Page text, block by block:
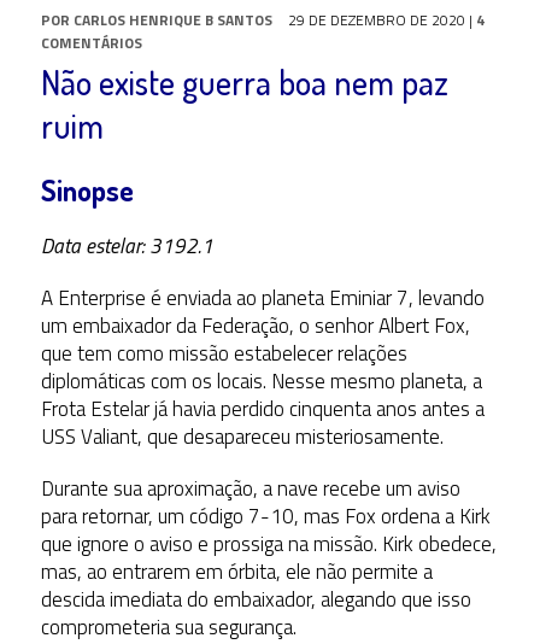
POR CARLOS HENRIQUE B SANTOS 29 DE DEZEMBRO DE 2020 | 4
COMENTÁRIOS
Não existe guerra boa nem paz
ruim
Sinopse
Data estelar: 3192.1
A Enterprise é enviada ao planeta Eminiar 7, levando
um embaixador da Federação, o senhor Albert Fox,
que tem como missão estabelecer relações
diplomáticas com os locais. Nesse mesmo planeta, a
Frota Estelar já havia perdido cinquenta anos antes a
USS Valiant, que desapareceu misteriosamente.
Durante sua aproximação, a nave recebe um aviso
para retornar, um código 7-10, mas Fox ordena a Kirk
que ignore o aviso e prossiga na missão. Kirk obedece,
mas, ao entrarem em órbita, ele não permite a
descida imediata do embaixador, alegando que isso
comprometeria sua segurança.